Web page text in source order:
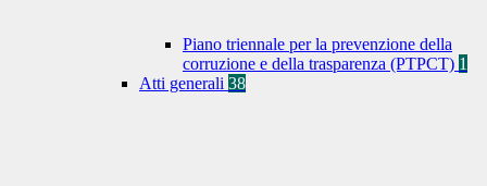
Piano triennale per la prevenzione della
corruzione e della trasparenza (PTPCT) 1
Atti generali 38